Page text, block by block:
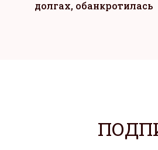
долгах, обанкротилась